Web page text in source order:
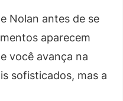
Nolan antes de se
aparecem
você avança na
sofisticados, mas a